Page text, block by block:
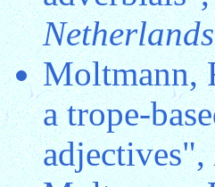
Moltmann,
a trope-
adjectives",